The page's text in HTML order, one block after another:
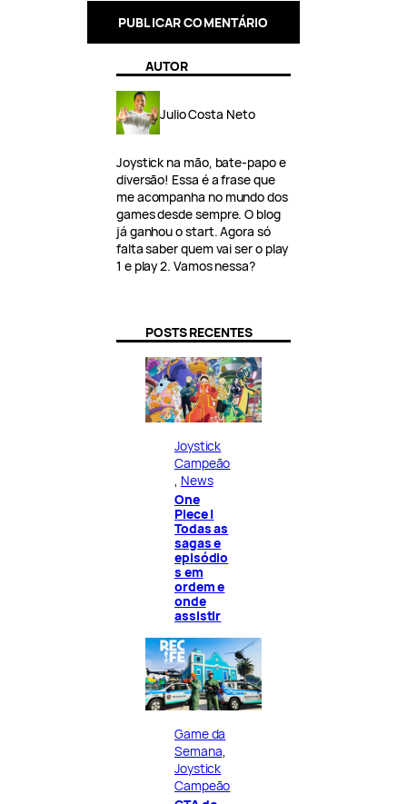
AUTOR
Julio Costa Neto
Joystick na mão, bate-papo e
diversão! Essa é a frase que
me acompanha no mundo dos
games desde sempre. O blog
já ganhou o start. Agora só
falta saber quem vai ser o play
1 e play 2. Vamos nessa?
POSTS RECENTES
Joystick
Campeão
News
One
Piece |
Todas as
sagas e
episódio
s em
ordem e
onde
assistir
Game da
Semana
Joystick
Campeão